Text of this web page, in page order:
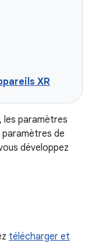
XR
les paramètres
paramètres de
développez
télécharger et